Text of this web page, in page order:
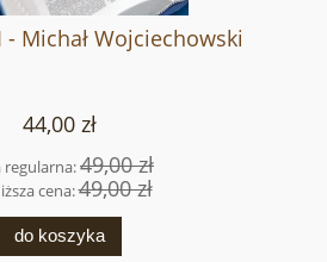
- Michał Wojciechowski
44,00 zł
regularna:49,00 zł
cena:49,00 zł
do koszyka